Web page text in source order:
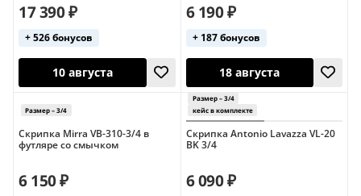
Размер – 3/4
13 августа 10 августа
17 390 ₽
+ 526 бонусов
6 190 ₽
+ 187 бонусов
Скрипка Mirra VB-310-3/4 в
футляре со смычком
6 150 ₽
Скрипка Antonio Lavazza VL-20
BK 3/4
6 090 ₽